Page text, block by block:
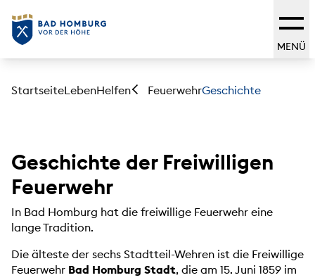
MENÜ
StartseiteLebenHelfen FeuerwehrGeschichte
Geschichte der Freiwilligen
Feuerwehr
In Bad Homburg hat die freiwillige Feuerwehr eine
lange Tradition.
Die älteste der sechs Stadtteil-Wehren ist die Freiwillige
Feuerwehr Bad Homburg Stadt, die am 15. Juni 1859 im